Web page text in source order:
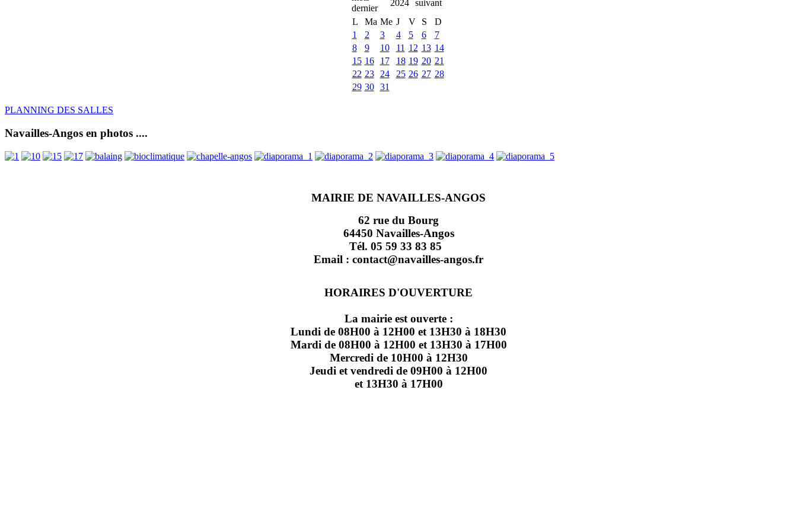
2024
L
Ma Me J V S
D
1
2 3 4 5 6
7
8
9 10 11 12 13 14
15 16 17 18 19 20 21
22 23 24 25 26 27 28
29 30 31
PLANNING DES SALLES
Navailles-Angos en photos ....
MAIRIE DE NAVAILLES-ANGOS
62 rue du Bourg
64450 Navailles-Angos
Tél. 05 59 33 83 85
Email : contact@navailles-angos.fr
HORAIRES D'OUVERTURE
La mairie est ouverte :
Lundi de 08H00 à 12H00 et 13H30 à 18H30
Mardi de 08H00 à 12H00 et 13H30 à 17H00
Mercredi de 10H00 à 12H30
Jeudi et vendredi de 09H00 à 12H00
et 13H30 à 17H00